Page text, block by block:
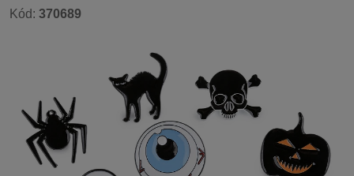
Kód: 370689